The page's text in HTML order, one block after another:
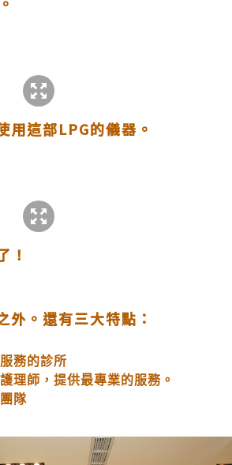
用這部LPG的儀器。
！
外。還有三大特點：
務的診所
理師，提供最專業的服務。
隊